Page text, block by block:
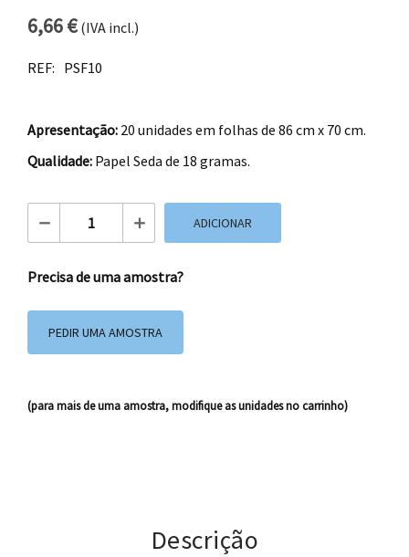
6,66€(IVA incl.)
REF: PSF10
Apresentação: 20 unidades em folhas de 86 cm x 70 cm.
Qualidade: Papel Seda de 18 gramas.
Quantidade de Papel Seda Monigote
ADICIONAR
Precisa de uma amostra?
PEDIR UMA AMOSTRA
(para mais de uma amostra, modifique as unidades no carrinho)
Descrição